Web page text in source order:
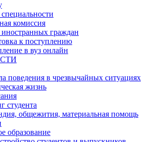
комиссия
граждан
к поступлению
в вуз онлайн
поведения в чрезвычайных ситуациях
жизнь
студента
общежития, материальная помощь
образование